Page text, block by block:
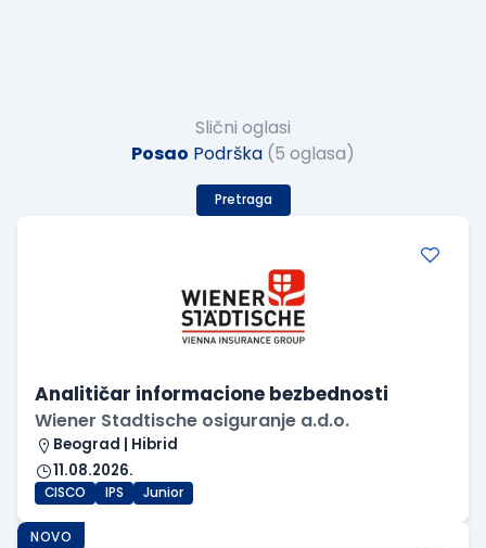
Slični oglasi
Posao Podrška (5 oglasa)
Pretraga
Analitičar informacione bezbednosti
Wiener Stadtische osiguranje a.d.o.
Beograd | Hibrid
11.08.2026.
CISCO IPS Junior
NOVO